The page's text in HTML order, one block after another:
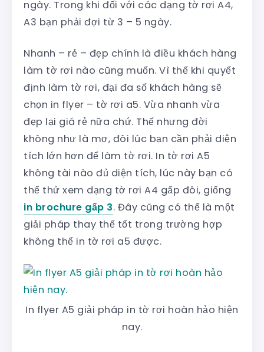
ngày. Trong khi đối với các dạng tờ rơi A4,
A3 bạn phải đợi từ 3 – 5 ngày.
Nhanh – rẻ – đẹp chính là điều khách hàng
làm tờ rơi nào cũng muốn. Vì thế khi quyết
định làm tờ rơi, đại đa số khách hàng sẽ
chọn in flyer – tờ rơi a5. Vừa nhanh vừa
đẹp lại giá rẻ nữa chứ. Thế nhưng đời
không như là mơ, đôi lúc bạn cần phải diện
tích lớn hơn để làm tờ rơi. In tờ rơi A5
không tài nào đủ diện tích, lúc này bạn có
thể thử xem dạng tờ rơi A4 gấp đôi, giống
in brochure gấp 3. Đây cũng có thể là một
giải pháp thay thế tốt trong trường hợp
không thể in tờ rơi a5 được.
In flyer A5 giải pháp in tờ rơi hoàn hảo hiện
nay.